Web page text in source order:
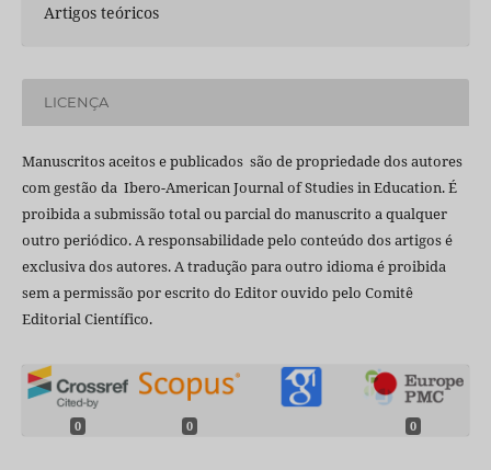
Artigos teóricos
LICENÇA
Manuscritos aceitos e publicados são de propriedade dos autores
com gestão da Ibero-American Journal of Studies in Education. É
proibida a submissão total ou parcial do manuscrito a qualquer
outro periódico. A responsabilidade pelo conteúdo dos artigos é
exclusiva dos autores. A tradução para outro idioma é proibida
sem a permissão por escrito do Editor ouvido pelo Comitê
Editorial Científico.
0 0 0